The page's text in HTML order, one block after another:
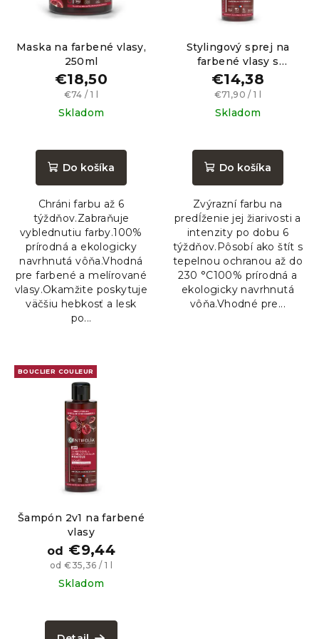
d
Maska na farbené vlasy,
250ml
€18,50
Jednotková
cena:
€74 / 1 l
Skladom
hodnotenie
produktu
z
5
hviezdičiek.
Do košíka
Chráni farbu až 6
týždňov.Zabraňuje
vyblednutiu farby.100%
prírodná a ekologicky
navrhnutá vôňa.Vhodná
pre farbené a melírované
vlasy.Okamžite poskytuje
väčšiu hebkosť a lesk
po...
Stylingový sprej na
farbené vlasy s
ochrannou zložkou do
230 ° C, 200ml
€14,38
Jednotková
cena:
€71,90 / 1 l
Skladom
hodnotenie
produktu
z
5
hviezdičiek.
Do košíka
Zvýrazní farbu na
predĺženie jej žiarivosti a
intenzity po dobu 6
týždňov.Pôsobí ako štít s
tepelnou ochranou až do
230 °C100% prírodná a
ekologicky navrhnutá
vôňa.Vhodné pre...
BOUCLIER COULEUR
Šampón 2v1 na farbené
vlasy
od €9,44
Jednotková
cena:
od €35,36 / 1 l
Skladom
hodnotenie
produktu